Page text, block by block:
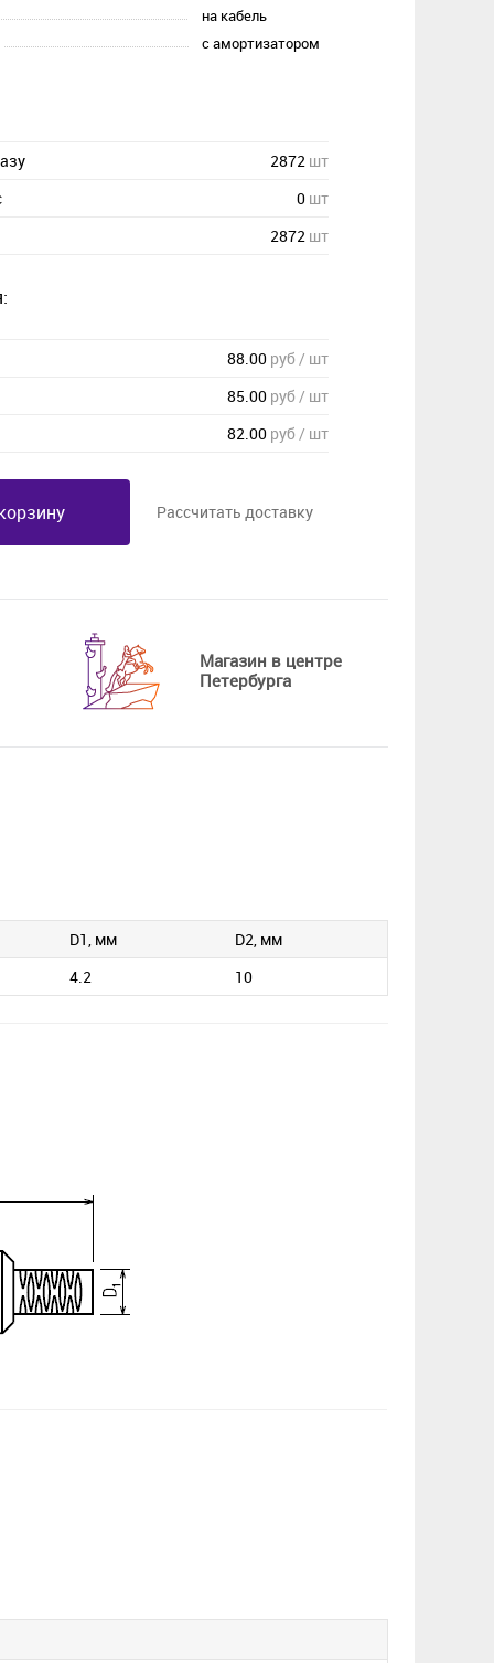
на кабель
c амортизатором
2872 шт
0 шт
2872 шт
88.00 руб / шт
85.00 руб / шт
82.00 руб / шт
Рассчитать доставку
Магазин в центре
Петербурга
D1, мм
D2, мм
4.2 10